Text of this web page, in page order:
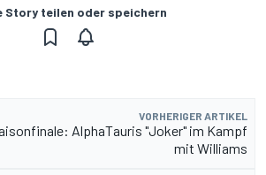
Story teilen oder speichern
VORHERIGER ARTIKEL
AlphaTauris "Joker" im Kampf
mit Williams